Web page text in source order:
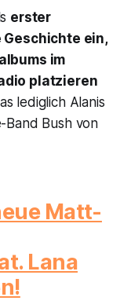
erster
ein,
im
platzieren
lediglich Alanis
Band Bush von
Matt-
Lana